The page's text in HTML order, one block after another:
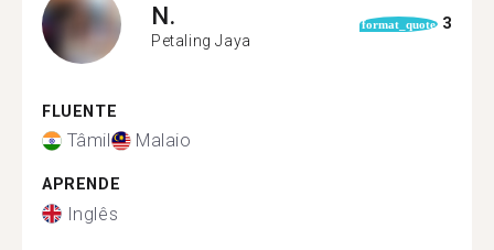
N.
Petaling Jaya
format_quote 3
FLUENTE
Tâmil Malaio
APRENDE
Inglês